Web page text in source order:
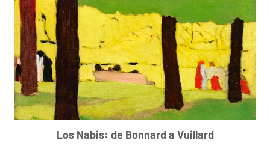
Los Nabis: de Bonnard a Vuillard